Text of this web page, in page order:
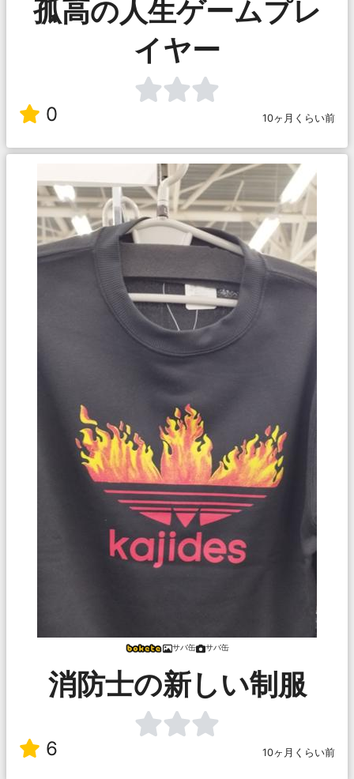
孤高の人生ゲームプレ
イヤー
0 10ヶ月くらい前
サバ缶 サバ缶
消防士の新しい制服
6 10ヶ月くらい前